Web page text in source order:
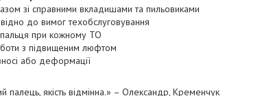
зі справними вкладишами та пильовиками
до вимог техобслуговування
пальця при кожному ТО
з підвищеним люфтом
або деформації
палець, якість відмінна.» – Олександр, Кременчук